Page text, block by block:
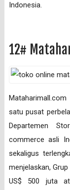
Indonesia.
12#
satu pusat
Departemen
commerce asli
sekaligus
menjelaskan,
US$ 500 juta